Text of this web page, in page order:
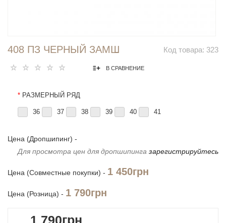
Код товара: 323
408 ПЗ ЧЕРНЫЙ ЗАМШ
В СРАВНЕНИЕ
* РАЗМЕРНЫЙ РЯД
36 37 38 39 40 41
Цена (Дропшипинг) -
Для просмотра цен для дропшипинга зарегистрируйтесь
Цена (Совместные покупки) - 1 450грн
Цена (Розница) - 1 790грн
1 790грн